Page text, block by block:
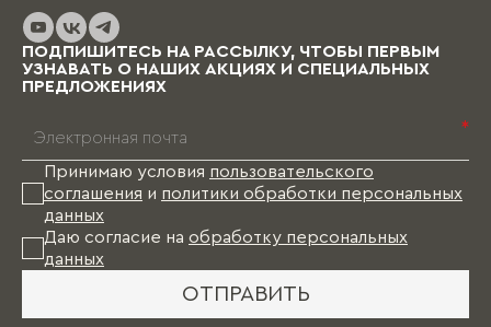
выбранных материалов и коллекции), и какое-
то время Вам в этом случае придется пожить
без мебели.
ПОДПИШИТЕСЬ НА РАССЫЛКУ, ЧТОБЫ ПЕРВЫМ
УЗНАВАТЬ О НАШИХ АКЦИЯХ И СПЕЦИАЛЬНЫХ
ПРЕДЛОЖЕНИЯХ
*
Принимаю условия пользовательского
соглашения и политики обработки персональных
данных
Даю согласие на обработку персональных
данных
ОТПРАВИТЬ